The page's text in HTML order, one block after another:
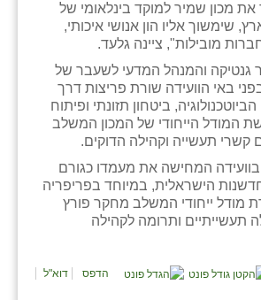
את מכון שמיר למוקד בינלאומי של
שימשוך אליו הון אנושי איכותי,
מובילות", ציינה גלעד.
גנטיקה והמנהל המדעי לשעבר של
באי הוועידה שורת פריצות דרך
ביטחון תזונתי ופיתוח
המודל הייחודי של המכון המשלב
קשרי תעשייה וקהילה הדוקים.
המחישה את מעמדו כגורם
הישראלית, במיוחד בפריפריה
מודל ייחודי המשלב מחקר פורץ
תעשייתיים ותרומה לקהילה
הדפס דוא"ל